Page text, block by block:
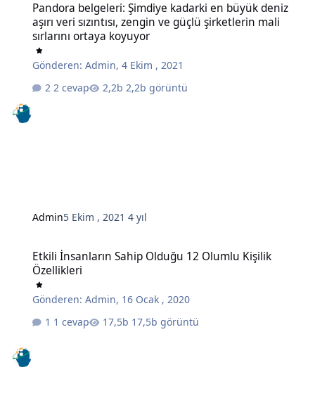
Pandora belgeleri: Şimdiye kadarki en büyük deniz
aşırı veri sızıntısı, zengin ve güçlü şirketlerin mali
sırlarını ortaya koyuyor
Gönderen:Admin,4 Ekim , 2021
2 cevap
2,2b görüntü
Admin5 Ekim , 20214 yıl
Etkili İnsanların Sahip Olduğu 12 Olumlu Kişilik
Özellikleri
Gönderen:Admin, 16 Ocak , 2020
1 cevap
17,5b görüntü